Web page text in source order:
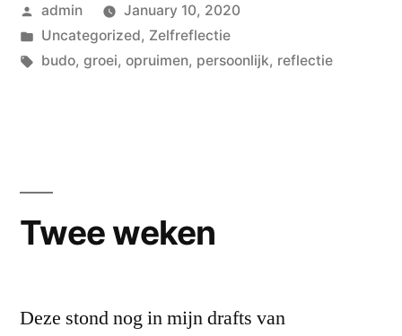
Posted
by
admin
January 10, 2020
Posted
in
Uncategorized, Zelfreflectie
Tags:
budo, groei, opruimen, persoonlijk, reflectie
Twee weken
Deze stond nog in mijn drafts van